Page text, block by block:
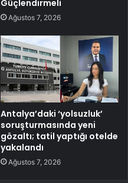
Güçlendirmeli
Ağustos 7, 2026
Antalya’daki ‘yolsuzluk’
soruşturmasında yeni
gözaltı; tatil yaptığı otelde
yakalandı
Ağustos 7, 2026